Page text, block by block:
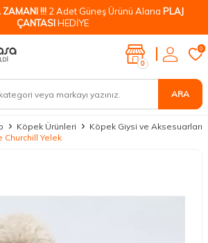
ZAMANI !!! 2 Adet Güneş Ürünü Alana PLAJ
ÇANTASIHEDİYE
ARA
0
0
Köpek Ürünleri
Köpek Giysi ve Aksesuarları
Churchill Yelek